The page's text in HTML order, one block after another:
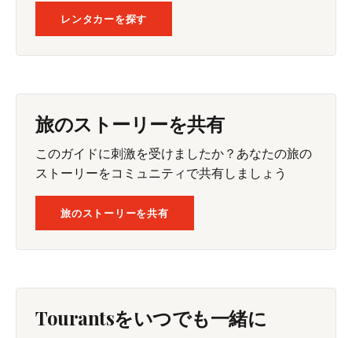
レンタカーを探す
旅のストーリーを共有
このガイドに刺激を受けましたか？あなたの旅の
ストーリーをコミュニティで共有しましょう
旅のストーリーを共有
Tourantsをいつでも一緒に